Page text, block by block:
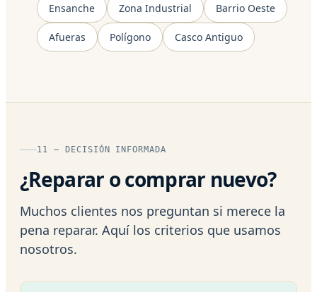
Ensanche Zona Industrial Barrio Oeste
Afueras Polígono Casco Antiguo
11 — DECISIÓN INFORMADA
¿Reparar o comprar nuevo?
Muchos clientes nos preguntan si merece la
pena reparar. Aquí los criterios que usamos
nosotros.